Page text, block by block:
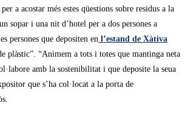
a acostar més estes qüestions sobre residus a la
sopar i una nit d’hotel per a dos persones a
persones que depositen en l’estand de Xàtiva
plàstic”. “Animem a tots i totes que mantinga neta
amb la sostenibilitat i que deposite la seua
que s’ha col·locat a la porta de